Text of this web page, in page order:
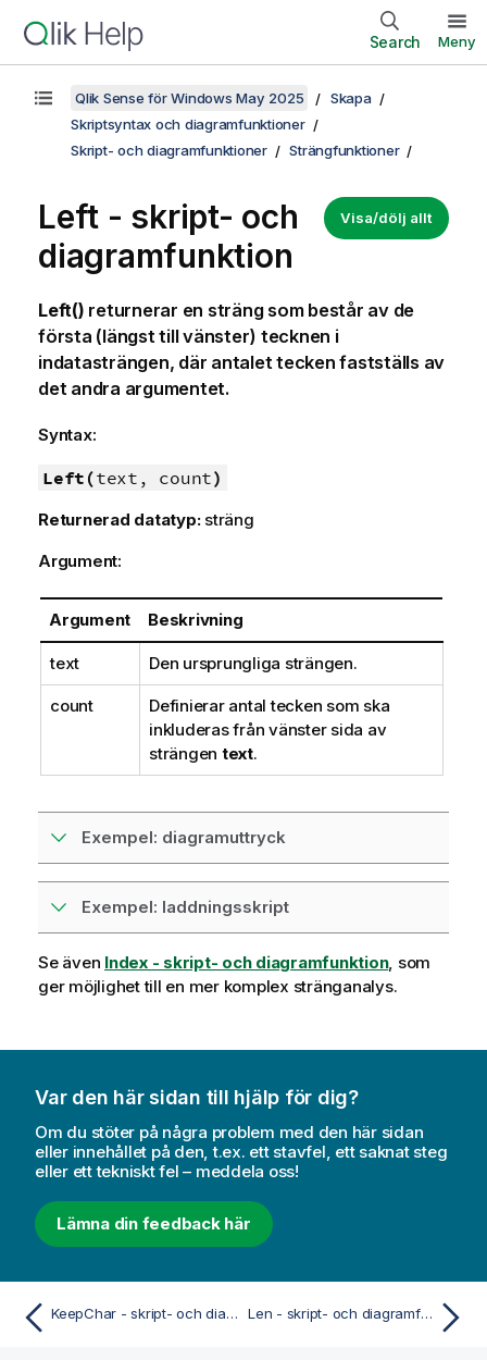
Search Meny
Qlik Sense för Windows May 2025
Skapa
Skriptsyntax och diagramfunktioner
Skript- och diagramfunktioner
Strängfunktioner
Visa/dölj allt
Left - skript- och
diagramfunktion
Left() returnerar en sträng som består av de
första (längst till vänster) tecknen i
indatasträngen, där antalet tecken fastställs av
det andra argumentet.
Syntax:
Left(text, count)
Returnerad datatyp: sträng
Argument:
Argument Beskrivning
text Den ursprungliga strängen.
count
Definierar antal tecken som ska
inkluderas från vänster sida av
strängen text.
Exempel: diagramuttryck
Exempel: laddningsskript
Se även Index - skript- och diagramfunktion, som
ger möjlighet till en mer komplex stränganalys.
Var den här sidan till hjälp för dig?
Om du stöter på några problem med den här sidan
eller innehållet på den, t.ex. ett stavfel, ett saknat steg
eller ett tekniskt fel – meddela oss!
Lämna din feedback här
KeepChar - skript- och diagramfunktion Len - skript- och diagramfunktion